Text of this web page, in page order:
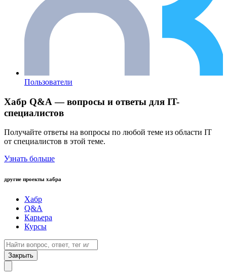
Пользователи
Хабр Q&A — вопросы и ответы для IT-
специалистов
Получайте ответы на вопросы по любой теме из области IT
от специалистов в этой теме.
Узнать больше
другие проекты хабра
Хабр
Q&A
Карьера
Курсы
Закрыть